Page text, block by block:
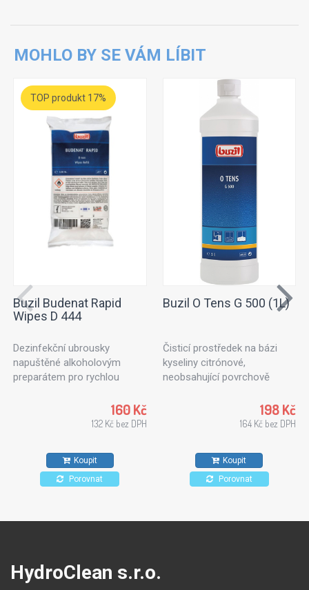
MOHLO BY SE VÁM LÍBIT
TOP produkt 17%
Buzil Budenat Rapid
Wipes D 444
Dezinfekční ubrousky
napuštěné alkoholovým
preparátem pro rychlou
utěrky vhodné pro použití v
potravinářském průmyslu,
povrchů odolných proti
působení alkoholů.
160 Kč
132 Kč bez DPH
Koupit
Porovnat
Buzil O Tens G 500 (1L)
Čisticí prostředek na bázi
kyseliny citrónové,
neobsahující povrchově
ošetřování textilních ploch
nebo čalouněného nábytku.
198 Kč
164 Kč bez DPH
Koupit
Porovnat
HydroClean s.r.o.